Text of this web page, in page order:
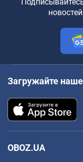
Загружайте
OBOZ.UA